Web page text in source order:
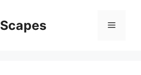
Menu